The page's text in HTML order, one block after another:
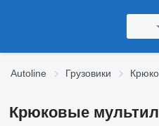
Autoline Грузовики
Крюковые